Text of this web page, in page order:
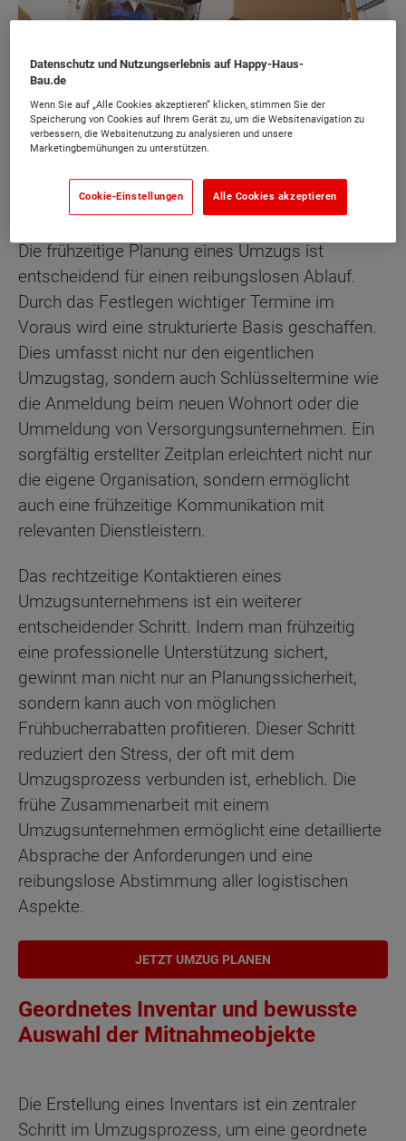
Sie müssen den Umzug nicht ohne Hilfe durchführen, es
die Arme greifen.
Die frühzeitige Planung eines Umzugs ist
entscheidend für einen reibungslosen Ablauf.
Durch das Festlegen wichtiger Termine im
Voraus wird eine strukturierte Basis geschaffen.
Dies umfasst nicht nur den eigentlichen
Umzugstag, sondern auch Schlüsseltermine wie
die Anmeldung beim neuen Wohnort oder die
Ummeldung von Versorgungsunternehmen. Ein
sorgfältig erstellter Zeitplan erleichtert nicht nur
die eigene Organisation, sondern ermöglicht
auch eine frühzeitige Kommunikation mit
relevanten Dienstleistern.
Das rechtzeitige Kontaktieren eines
Umzugsunternehmens ist ein weiterer
entscheidender Schritt. Indem man frühzeitig
eine professionelle Unterstützung sichert,
gewinnt man nicht nur an Planungssicherheit,
sondern kann auch von möglichen
Frühbucherrabatten profitieren. Dieser Schritt
reduziert den Stress, der oft mit dem
Umzugsprozess verbunden ist, erheblich. Die
frühe Zusammenarbeit mit einem
Umzugsunternehmen ermöglicht eine detaillierte
Absprache der Anforderungen und eine
reibungslose Abstimmung aller logistischen
Aspekte.
JETZT UMZUG PLANEN
Geordnetes Inventar und bewusste
Auswahl der Mitnahmeobjekte
Die Erstellung eines Inventars ist ein zentraler
Schritt im Umzugsprozess, um eine geordnete
Datenschutz und Nutzungserlebnis auf Happy-Haus-
Bau.de
Wenn Sie auf „Alle Cookies akzeptieren“ klicken, stimmen Sie der
Speicherung von Cookies auf Ihrem Gerät zu, um die Websitenavigation zu
verbessern, die Websitenutzung zu analysieren und unsere
Marketingbemühungen zu unterstützen.
Cookie-Einstellungen Alle Cookies akzeptieren